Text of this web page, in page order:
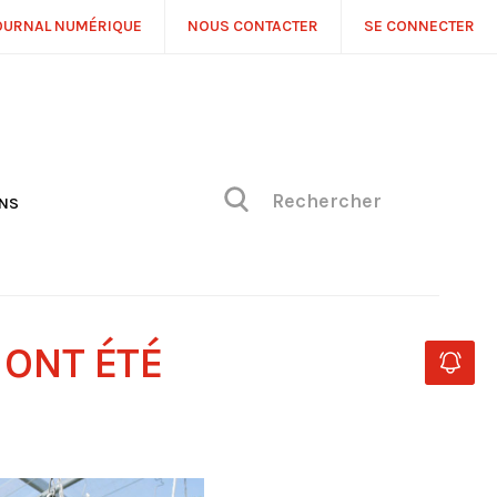
NUMÉRIQUE NOUS CONTACTER SE CONNECTER
ÉTÉ